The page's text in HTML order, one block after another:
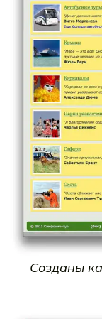
Созданы